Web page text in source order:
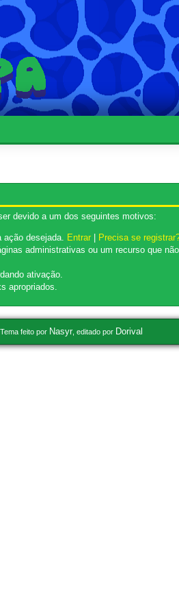
devido a um dos seguintes motivos:
ação desejada. Entrar
Precisa se
administrativas ou um recurso que
ativação.
apropriados.
Tema feito por Nasyr, editado por Dorival